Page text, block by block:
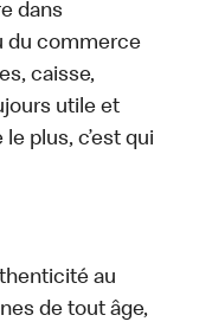
dans
du commerce
caisse,
utile et
plus, c’est qui
au
de tout âge,